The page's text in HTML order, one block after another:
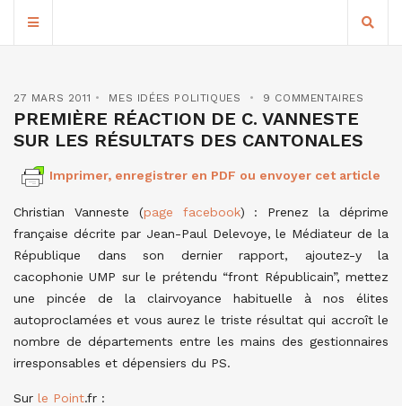
27 MARS 2011 MES IDÉES POLITIQUES 9 COMMENTAIRES
PREMIÈRE RÉACTION DE C. VANNESTE
SUR LES RÉSULTATS DES CANTONALES
Imprimer, enregistrer en PDF ou envoyer cet article
Christian Vanneste (page facebook) : Prenez la déprime
française décrite par Jean-Paul Delevoye, le Médiateur de la
République dans son dernier rapport, ajoutez-y la
cacophonie UMP sur le prétendu “front Républicain”, mettez
une pincée de la clairvoyance habituelle à nos élites
autoproclamées et vous aurez le triste résultat qui accroît le
nombre de départements entre les mains des gestionnaires
irresponsables et dépensiers du PS.
Sur le Point.fr :